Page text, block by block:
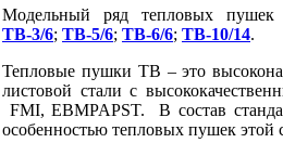
Модельный ряд тепловых
ТВ-3/6; ТВ-5/6; ТВ-6/6; ТВ-10/14.
Тепловые пушки ТВ – это
листовой стали с
FMI, EBMPAPST. В состав
особенностью тепловых пушек этой